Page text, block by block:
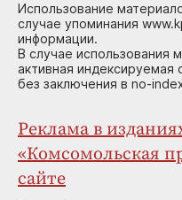
Использование
случае упоминания
информации.
В случае использования
активная индексируемая
без заключения в no-
Реклама в
«Комсомольская
сайте